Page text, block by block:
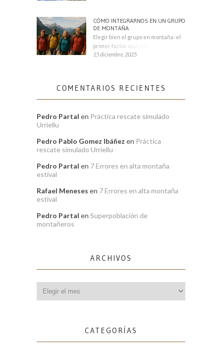
CÓMO INTEGRARNOS EN UN GRUPO
DE MONTAÑA
Elegir bien el grupo en montaña: el
primer factor que condiciona tu
15 diciembre, 2025
COMENTARIOS RECIENTES
Pedro Partal en Práctica rescate simulado
Urriellu
Pedro Pablo Gomez Ibáñez en Práctica
rescate simulado Urriellu
Pedro Partal en 7 Errores en alta montaña
estival
Rafael Meneses en 7 Errores en alta montaña
estival
Pedro Partal en Superpoblación de
montañeros
ARCHIVOS
CATEGORÍAS